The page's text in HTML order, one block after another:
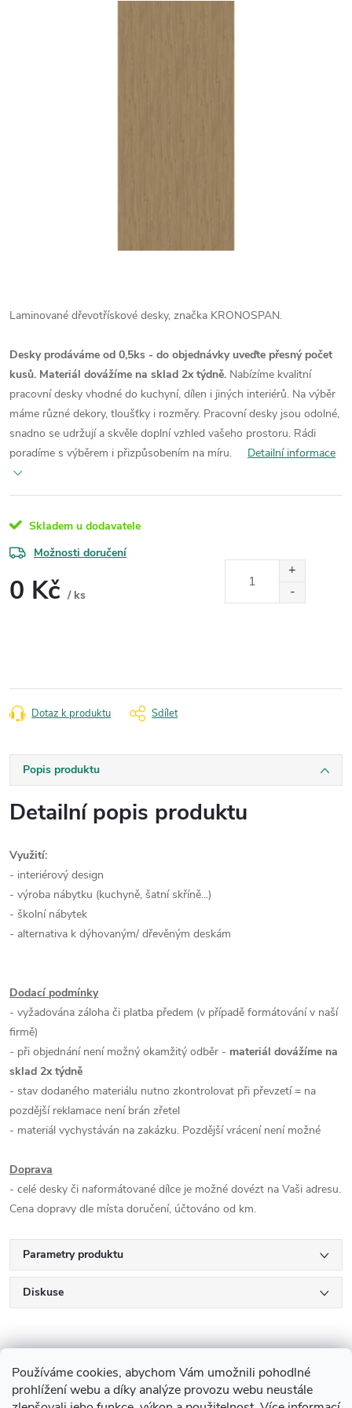
Používáme cookies, abychom Vám umožnili pohodlné
prohlížení webu a díky analýze provozu webu neustále
Laminované dřevotřískové desky, značka KRONOSPAN.
Desky prodáváme od 0,5ks - do objednávky uveďte přesný počet
kusů. Materiál dovážíme na sklad 2x týdně. Nabízíme kvalitní
pracovní desky vhodné do kuchyní, dílen i jiných interiérů. Na výběr
máme různé dekory, tloušťky i rozměry. Pracovní desky jsou odolné,
snadno se udržují a skvěle doplní vzhled vašeho prostoru. Rádi
poradíme s výběrem i přizpůsobením na míru.
Detailní informace
Skladem u dodavatele
Možnosti doručení
0 Kč / ks
Dotaz k produktu Sdílet
Popis produktu
Detailní popis produktu
Využití:
- interiérový design
- výroba nábytku (kuchyně, šatní skříně...)
- školní nábytek
- alternativa k dýhovaným/ dřevěným deskám
Dodací podmínky
- vyžadována záloha či platba předem (v případě formátování v naší
firmě)
- při objednání není možný okamžitý odběr - materiál dovážíme na
sklad 2x týdně
- stav dodaného materiálu nutno zkontrolovat při převzetí = na
pozdější reklamace není brán zřetel
- materiál vychystáván na zakázku. Pozdější vrácení není možné
Doprava
- celé desky či naformátované dílce je možné dovézt na Vaši adresu.
Cena dopravy dle místa doručení, účtováno od km.
Parametry produktu
Diskuse